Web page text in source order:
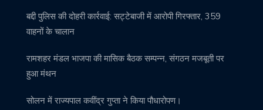
बद्दी पुलिस की दोहरी कार्रवाई: सट्टेबाजी में आरोपी गिरफ्तार, 359
वाहनों के चालान
रामशहर मंडल भाजपा की मासिक बैठक सम्पन्न, संगठन मजबूती पर
हुआ मंथन
सोलन में राज्यपाल कवींद्र गुप्ता ने किया पौधारोपण।